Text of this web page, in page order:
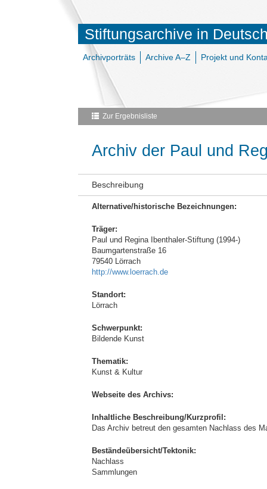
Stiftungsarchive in
Archivporträts Archive A–Z Projekt und
Zur Ergebnisliste
Archiv der Paul und
Beschreibung
Alternative/historische Bezeichnungen:
Träger:
Paul und Regina Ibenthaler-Stiftung (1994-)
Baumgartenstraße 16
79540 Lörrach
http://www.loerrach.de
Standort:
Lörrach
Schwerpunkt:
Bildende Kunst
Thematik:
Kunst & Kultur
Webseite des Archivs:
Inhaltliche Beschreibung/Kurzprofil:
Das Archiv betreut den gesamten Nachlass des
Beständeübersicht/Tektonik:
Nachlass
Sammlungen